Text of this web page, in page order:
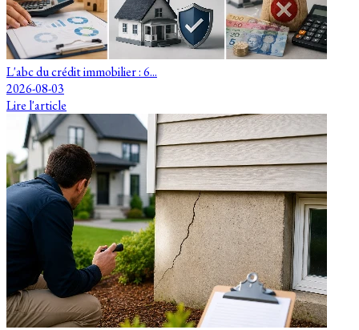
L'abc du crédit immobilier : 6...
2026-08-03
Lire l'article